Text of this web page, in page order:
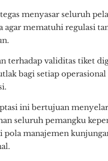
menyasar seluruh
agar mematuhi regulasi
terhadap validitas tiket
bagi setiap
ini bertujuan
seluruh pemangku
pola manajemen